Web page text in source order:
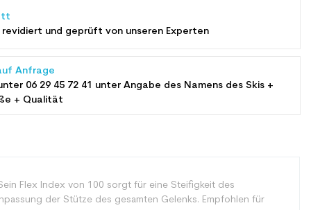
und geprüft von unseren Experten
Anfrage
06 29 45 72 41 unter Angabe des Namens des Skis +
+ Qualität
Flex Index von 100 sorgt für eine Steifigkeit des
der Stütze des gesamten Gelenks. Empfohlen für